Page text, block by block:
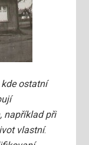
ostatní
například při
vlastní.